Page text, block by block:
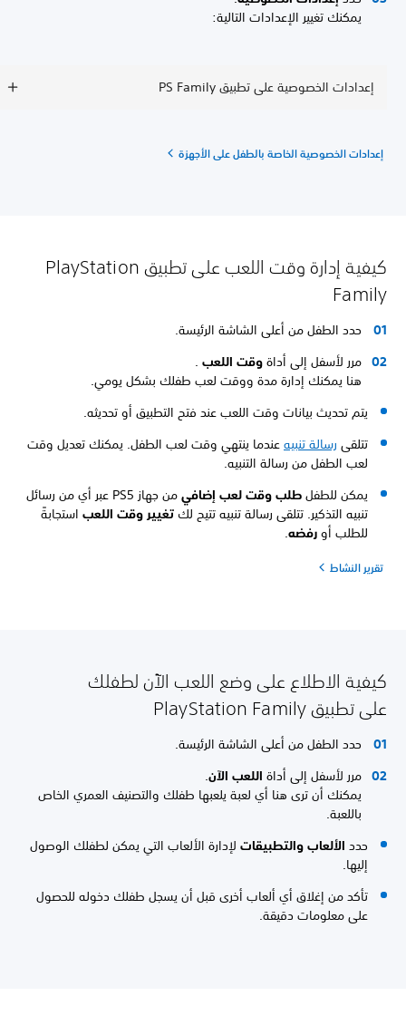
يمكنك تغيير الإعدادات التالية:
إعدادات الخصوصية على تطبيق PS Family
إعدادات الخصوصية الخاصة بالطفل على الأجهزة
كيفية إدارة وقت اللعب على تطبيق PlayStation
Family
حدد الطفل من أعلى الشاشة الرئيسة.
مرر لأسفل إلى أداةوقت اللعب.
هنا يمكنك إدارة مدة ووقت لعب طفلك بشكل يومي.
يتم تحديث بيانات وقت اللعب عند فتح التطبيق أو تحديثه.
تتلقىرسالة تنبيهعندما ينتهي وقت لعب الطفل. يمكنك تعديل وقت
لعب الطفل من رسالة التنبيه.
يمكن للطفلطلب وقت لعب إضافي
من جهاز PS5 عبر أي من رسائل
تنبيه التذكير. تتلقى رسالة تنبيه تتيح لكتغيير وقت اللعباستجابةً
للطلب أورفضه.
تقرير النشاط
كيفية الاطلاع على وضع اللعب الآن لطفلك
على تطبيق PlayStation Family
حدد الطفل من أعلى الشاشة الرئيسة.
مرر لأسفل إلى أداةاللعب الآن.
يمكنك أن ترى هنا أي لعبة يلعبها طفلك والتصنيف العمري الخاص
باللعبة.
حددالألعاب والتطبيقاتلإدارة الألعاب التي يمكن لطفلك الوصول
إليها.
تأكد من إغلاق أي ألعاب أخرى قبل أن يسجل طفلك دخوله للحصول
على معلومات دقيقة.